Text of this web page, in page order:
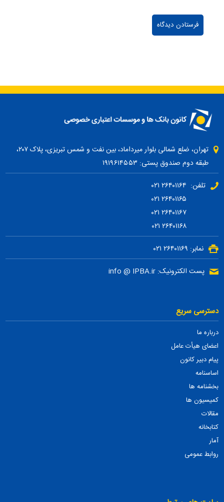
تهران، ضلع شمالی بلوار میرداماد، بین نفت و شمس تبریزی، پلاک ۲۰۷،
طبقه دوم صندوق پستی: ۱۹۱۹۶۱۴۵۵۳
تلفن: ۲۶۴۰۱۱۶۴ ۰۲۱
۲۶۴۰۱۱۶۷ ۰۲۱
۲۶۴۰۱۱۶۸ ۰۲۱
نمابر: ۲۶۴۰۱۱۶۹ ۰۲۱
پست الکترونیک: info @ IPBA.ir
دسترسی سریع
درباره ما
اعضای هیأت عامل
پیام دبیر کانون
اساسنامه
بخشنامه ها
کمیسیون ها
مقالات
کتابخانه
آمار
روابط عمومی